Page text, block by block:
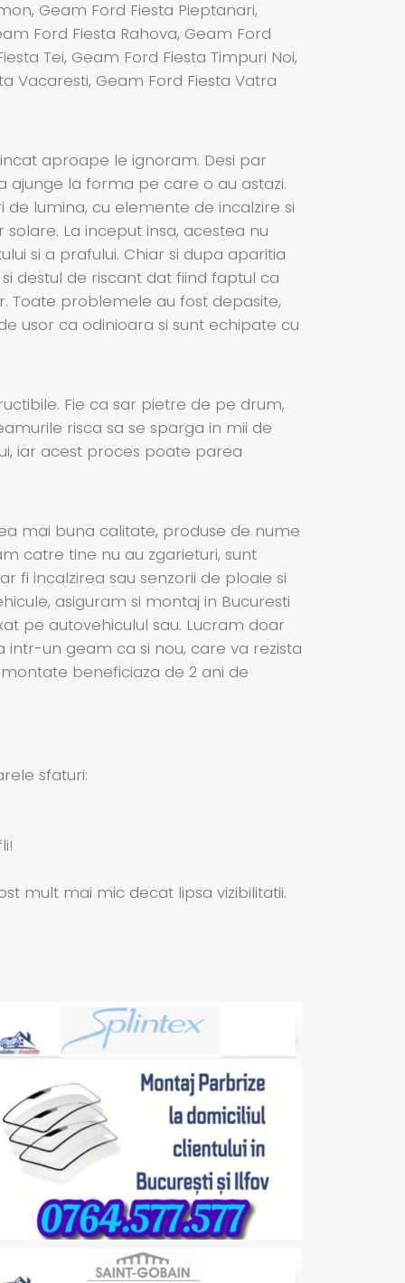
Geam Ford Fiesta Pieptanari,
Ford Fiesta Rahova, Geam Ford
Tei, Geam Ford Fiesta Timpuri Noi,
Vacaresti, Geam Ford Fiesta Vatra
aproape le ignoram. Desi par
la forma pe care o au astazi.
lumina, cu elemente de incalzire si
La inceput insa, acestea nu
si a prafului. Chiar si dupa aparitia
destul de riscant dat fiind faptul ca
Toate problemele au fost depasite,
usor ca odinioara si sunt echipate cu
Fie ca sar pietre de pe drum,
risca sa se sparga in mii de
iar acest proces poate parea
mai buna calitate, produse de nume
catre tine nu au zgarieturi, sunt
fi incalzirea sau senzorii de ploaie si
asiguram si montaj in Bucuresti
pe autovehiculul sau. Lucram doar
un geam ca si nou, care va rezista
beneficiaza de 2 ani de
sfaturi:
mult mai mic decat lipsa vizibilitatii.